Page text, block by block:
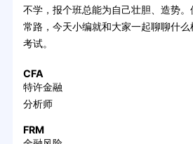
不学，报个班总能为自己壮胆、造势
常路，今天小编就和大家一起聊聊什
考试。
CFA
特许金融
分析师
FRM